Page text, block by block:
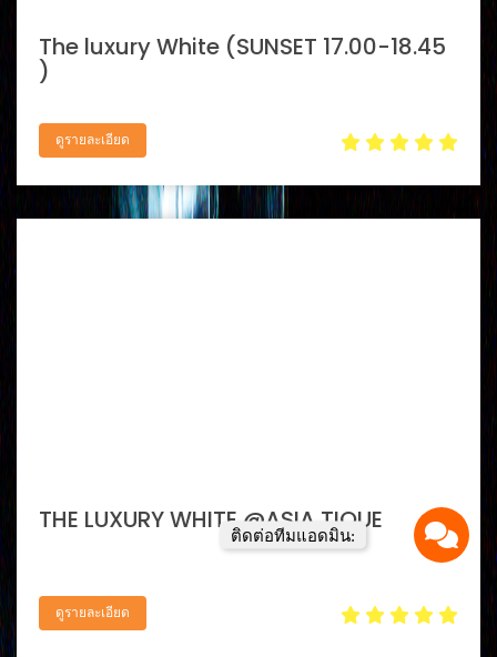
The luxury White (SUNSET 17.00-18.45
)
ดูรายละเอียด
THE LUXURY WHITE @ASIA TIQUE
ดูรายละเอียด
ติดต่อทีมแอดมิน: